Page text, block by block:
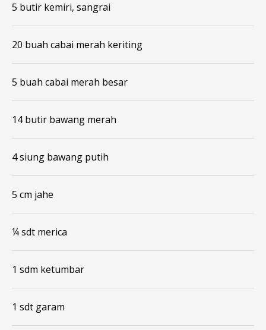
5 butir kemiri, sangrai
20 buah cabai merah keriting
5 buah cabai merah besar
14 butir bawang merah
4 siung bawang putih
5 cm jahe
¼ sdt merica
1 sdm ketumbar
1 sdt garam